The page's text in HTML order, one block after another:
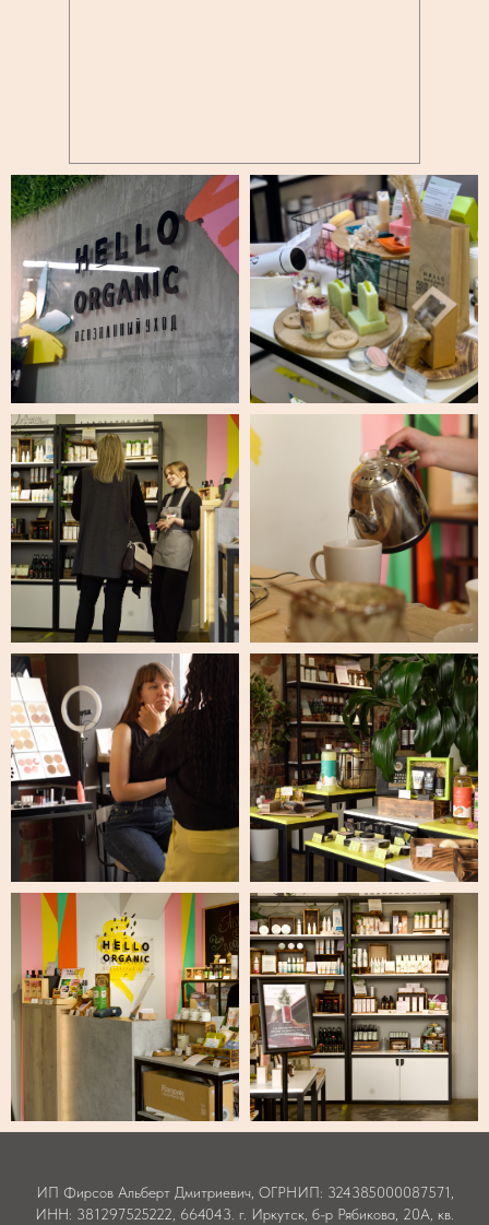
ИП Фирсов Альберт Дмитриевич, ОГРНИП: 324385000087571,
ИНН: 381297525222, 664043. г. Иркутск, б-р Рябикова, 20А, кв.